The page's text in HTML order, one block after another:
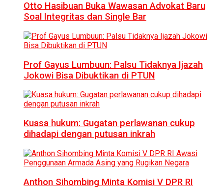
Otto Hasibuan Buka Wawasan Advokat Baru
Soal Integritas dan Single Bar
Prof Gayus Lumbuun: Palsu Tidaknya Ijazah
Jokowi Bisa Dibuktikan di PTUN
Kuasa hukum: Gugatan perlawanan cukup
dihadapi dengan putusan inkrah
Anthon Sihombing Minta Komisi V DPR RI